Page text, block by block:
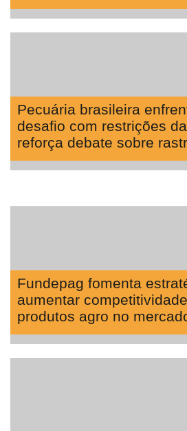
Pecuária brasileira
desafio com restrições
reforça debate sobre
Fundepag fomenta
aumentar
produtos agro no